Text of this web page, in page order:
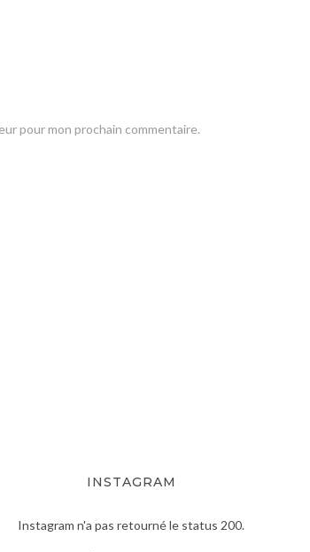
pour mon prochain commentaire.
INSTAGRAM
Instagram n'a pas retourné le status 200.